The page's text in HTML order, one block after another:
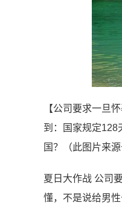
【公司要求一旦
到：国家规定128
国？（此图片来
夏日大作战 公司
懂，不是说给男